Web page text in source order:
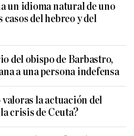
un idioma natural de uno
del hebreo y del
del obispo de Barbastro,
a una persona indefensa
la actuación del
crisis de Ceuta?